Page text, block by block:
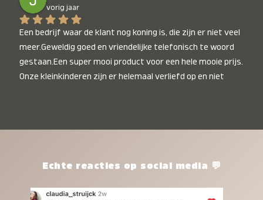
vorig jaar
Een bedrijf waar de klant nog koning is, die zijn er niet veel
meer.Geweldig goed en vriendelijke telefonisch te woord
gestaan.Een super mooi product voor een hele mooie prijs.
Onze kleinkinderen zijn er helemaal verliefd op en niet
het waard.Echte reacties op social media 💬